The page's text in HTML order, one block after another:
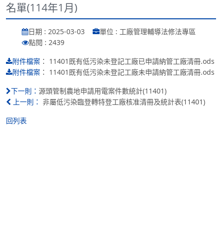
名單(114年1月)
日期 : 2025-03-03
單位 : 工廠管理輔導法修法專區
點閱 : 2439
附件檔案 ： 11401既有低污染未登記工廠已申請納管工廠清冊.ods
附件檔案 ： 11401既有低污染未登記工廠未申請納管工廠清冊.ods
下一則： 源頭管制農地申請用電案件數統計(11401)
上一則：
非屬低污染臨登轉特登工廠核准清冊及統計表(11401)
回列表